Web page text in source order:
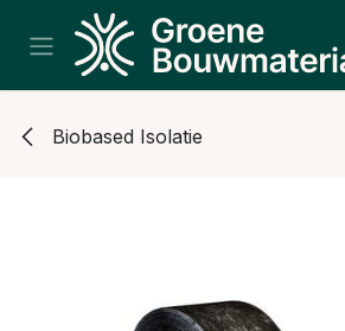
Overslaan naar inhoud
Biobased Isolatie